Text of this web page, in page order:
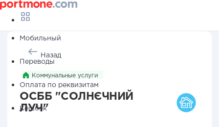
Мобильный
Переводы
Оплата по реквизитам
Кешбэк
Назад
Коммунальные услуги
ОСББ "СОЛНЄЧНИЙ
ЛУЧ"